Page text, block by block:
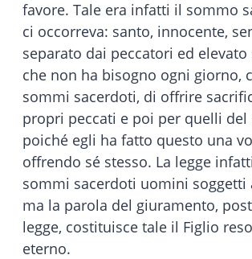
favore. Tale era infatti il sommo
ci occorreva: santo, innocente,
separato dai peccatori ed
che non ha bisogno ogni giorno,
sommi sacerdoti, di offrire
propri peccati e poi per quelli del
poiché egli ha fatto questo una
offrendo sé stesso. La legge
sommi sacerdoti uomini soggetti
ma la parola del giuramento,
legge, costituisce tale il Figlio
eterno.